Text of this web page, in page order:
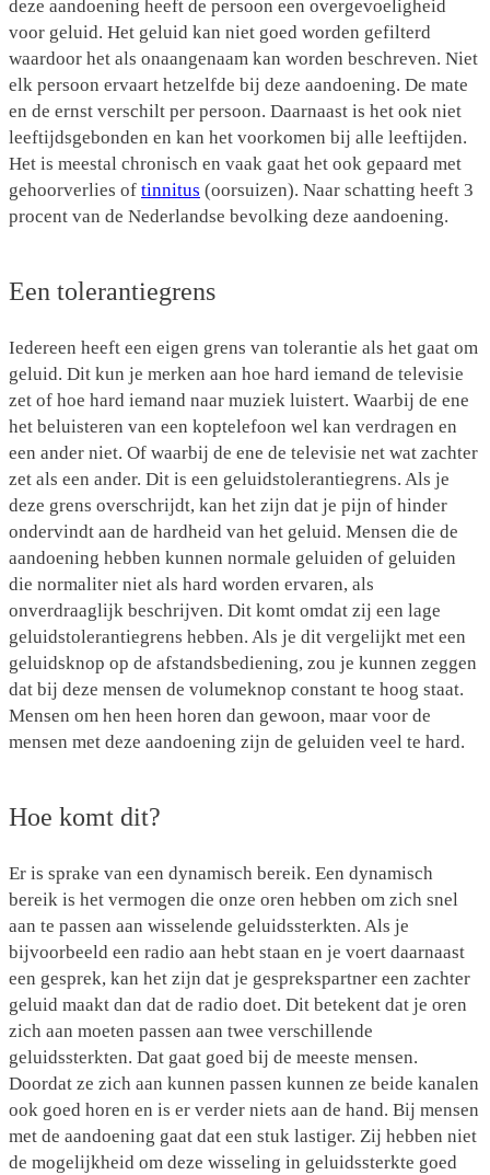
deze aandoening heeft de persoon een overgevoeligheid
voor geluid. Het geluid kan niet goed worden gefilterd
waardoor het als onaangenaam kan worden beschreven. Niet
elk persoon ervaart hetzelfde bij deze aandoening. De mate
en de ernst verschilt per persoon. Daarnaast is het ook niet
leeftijdsgebonden en kan het voorkomen bij alle leeftijden.
Het is meestal chronisch en vaak gaat het ook gepaard met
gehoorverlies of tinnitus (oorsuizen). Naar schatting heeft 3
procent van de Nederlandse bevolking deze aandoening.
Een tolerantiegrens
Iedereen heeft een eigen grens van tolerantie als het gaat om
geluid. Dit kun je merken aan hoe hard iemand de televisie
zet of hoe hard iemand naar muziek luistert. Waarbij de ene
het beluisteren van een koptelefoon wel kan verdragen en
een ander niet. Of waarbij de ene de televisie net wat zachter
zet als een ander. Dit is een geluidstolerantiegrens. Als je
deze grens overschrijdt, kan het zijn dat je pijn of hinder
ondervindt aan de hardheid van het geluid. Mensen die de
aandoening hebben kunnen normale geluiden of geluiden
die normaliter niet als hard worden ervaren, als
onverdraaglijk beschrijven. Dit komt omdat zij een lage
geluidstolerantiegrens hebben. Als je dit vergelijkt met een
geluidsknop op de afstandsbediening, zou je kunnen zeggen
dat bij deze mensen de volumeknop constant te hoog staat.
Mensen om hen heen horen dan gewoon, maar voor de
mensen met deze aandoening zijn de geluiden veel te hard.
Hoe komt dit?
Er is sprake van een dynamisch bereik. Een dynamisch
bereik is het vermogen die onze oren hebben om zich snel
aan te passen aan wisselende geluidssterkten. Als je
bijvoorbeeld een radio aan hebt staan en je voert daarnaast
een gesprek, kan het zijn dat je gesprekspartner een zachter
geluid maakt dan dat de radio doet. Dit betekent dat je oren
zich aan moeten passen aan twee verschillende
geluidssterkten. Dat gaat goed bij de meeste mensen.
Doordat ze zich aan kunnen passen kunnen ze beide kanalen
ook goed horen en is er verder niets aan de hand. Bij mensen
met de aandoening gaat dat een stuk lastiger. Zij hebben niet
de mogelijkheid om deze wisseling in geluidssterkte goed